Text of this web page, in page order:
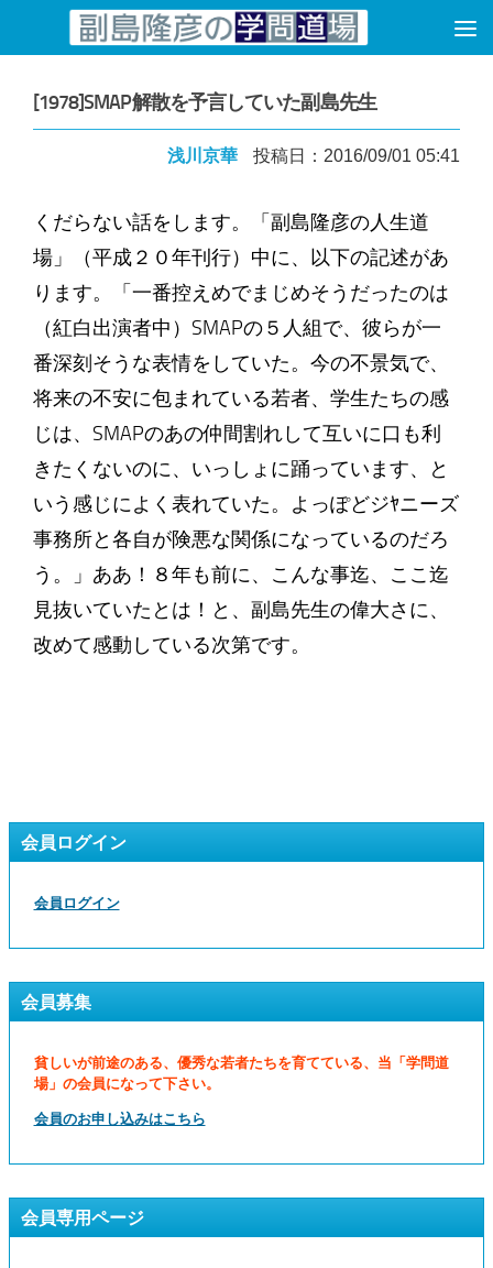
コンテンツへスキップ
[1978]SMAP解散を予言していた副島先生
浅川京華 投稿日：2016/09/01 05:41
くだらない話をします。「副島隆彦の人生道
場」（平成２０年刊行）中に、以下の記述があ
ります。「一番控えめでまじめそうだったのは
（紅白出演者中）SMAPの５人組で、彼らが一
番深刻そうな表情をしていた。今の不景気で、
将来の不安に包まれている若者、学生たちの感
じは、SMAPのあの仲間割れして互いに口も利
きたくないのに、いっしょに踊っています、と
いう感じによく表れていた。よっぽどジﾔニーズ
事務所と各自が険悪な関係になっているのだろ
う。」ああ！８年も前に、こんな事迄、ここ迄
見抜いていたとは！と、副島先生の偉大さに、
改めて感動している次第です。
会員ログイン
会員ログイン
会員募集
貧しいが前途のある、優秀な若者たちを育てている、当「学問道
場」の会員になって下さい。
会員のお申し込みはこちら
会員専用ページ